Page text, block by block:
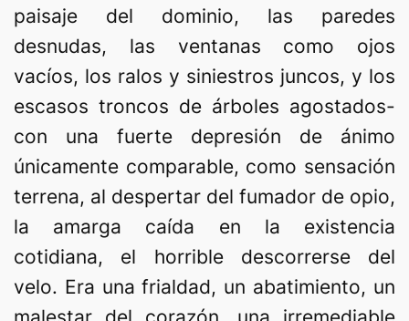
paisaje del dominio, las paredes
desnudas, las ventanas como ojos
vacíos, los ralos y siniestros juncos, y los
escasos troncos de árboles agostados-
con una fuerte depresión de ánimo
únicamente comparable, como sensación
terrena, al despertar del fumador de opio,
la amarga caída en la existencia
cotidiana, el horrible descorrerse del
velo. Era una frialdad, un abatimiento, un